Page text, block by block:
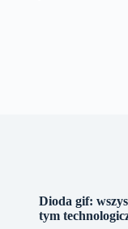
Dioda gif:
tym